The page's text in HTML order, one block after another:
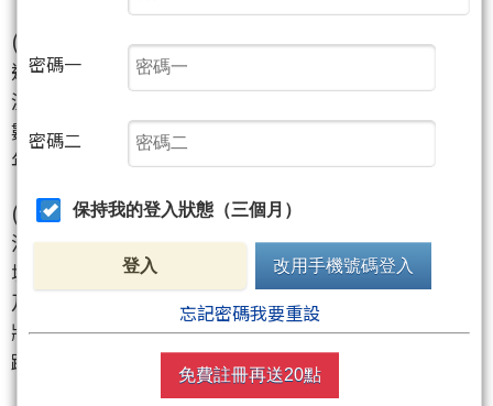
(1)板卡廠，前三季稅後EPS 8.49元。Q2〜Q3是本波營
運週期谷底，Q4已看到主機板、顯示卡產品需求回
溫，非理性殺價狀況不易再出現，營收可望較Q3雙位
數成長並加速去化庫存，季增成長動能至少延續至明
年Q1。
(2)伺服器方面，目前客戶包含中國搜尋引擎廠商、串
流影音平台與歐洲資料中心等。下半年缺料及中國封
城影響緩解，營收將逐季成長。明年具備新專案量產
及打入美系大型雲端服務商供應鏈的雙重動能，成長
將是四大產品線之冠，營收占比可望從目前約20%，
躍升至30%。
密碼一
密碼二
保持我的登入狀態（三個月）
登入 改用手機號碼登入
忘記密碼我要重設
免費註冊再送20點